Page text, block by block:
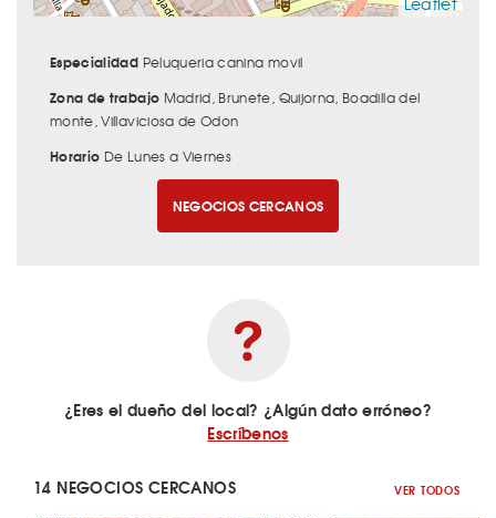
Especialidad Peluqueria canina movil
Zona de trabajo Madrid, Brunete, Quijorna, Boadilla del
monte, Villaviciosa de Odon
Horario De Lunes a Viernes
NEGOCIOS CERCANOS
¿Eres el dueño del local? ¿Algún dato erróneo?
Escríbenos
14 NEGOCIOS CERCANOS VER TODOS